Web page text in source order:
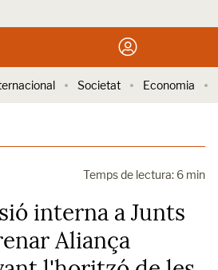
Societat Economia
Temps de lectura: 6 min
interna a Junts
Aliança